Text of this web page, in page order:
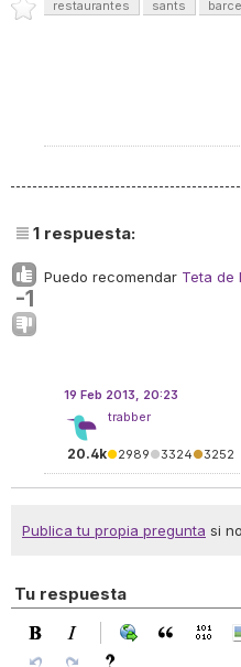
restaurantes sants
1 respuesta:
-1
Puedo recomendar Teta de
19 Feb 2013, 20:23
trabber
20.4k●2989●3324●3252
Publica tu propia pregunta si
Tu respuesta